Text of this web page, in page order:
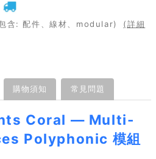
含: 配件、線材、modular)
(詳細
購物須知 常見問題
Coral — Multi-
Polyphonic 模組